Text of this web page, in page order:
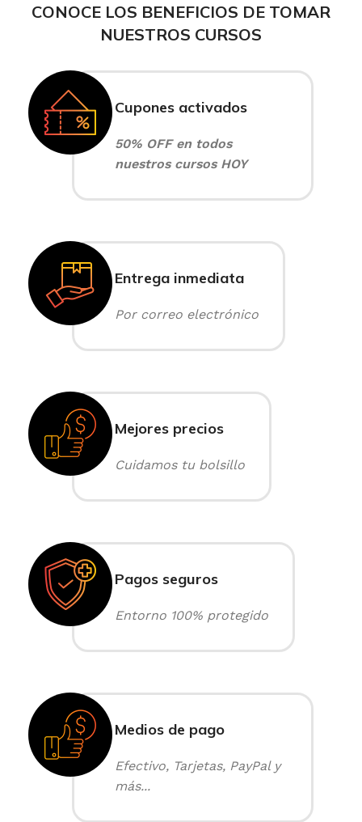
CONOCE LOS BENEFICIOS DE TOMAR
NUESTROS CURSOS
Cupones activados
50% OFF en todos
nuestros cursos HOY
Entrega inmediata
Por correo electrónico
Mejores precios
Cuidamos tu bolsillo
Pagos seguros
Entorno 100% protegido
Medios de pago
Efectivo, Tarjetas, PayPal y
más...